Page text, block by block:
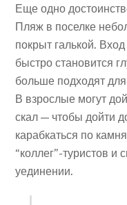
Еще одно
Пляж в поселке
покрыт галькой.
быстро становится
больше подходят
В взрослые могут
скал — чтобы дойти
карабкаться по
“коллег”-туристов
уединении.